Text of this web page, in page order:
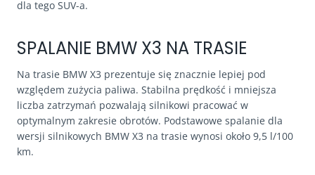
dla tego SUV-a.
SPALANIE BMW X3 NA TRASIE
Na trasie BMW X3 prezentuje się znacznie lepiej pod
względem zużycia paliwa. Stabilna prędkość i mniejsza
liczba zatrzymań pozwalają silnikowi pracować w
optymalnym zakresie obrotów. Podstawowe spalanie dla
wersji silnikowych BMW X3 na trasie wynosi około 9,5 l/100
km.